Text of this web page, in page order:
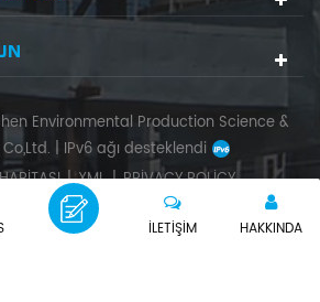
Environmental Production Science &
| IPv6 ağı desteklendi
|XML|PRIVACY POLICY
HAKKINDA
İLETIŞIM